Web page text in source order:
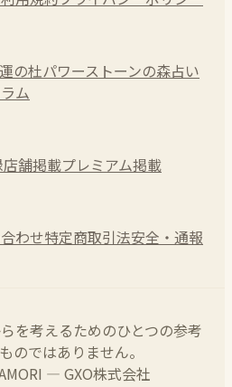
の杜パワーストーンの森占い
ム
店舗掲載プレミアム掲載
わせ特定商取引法安全・通報
を考えるためのひとつの参考
のではありません。
— GXO株式会社